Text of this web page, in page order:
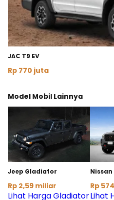
JAC T9 EV
Rp 770 juta
Model Mobil Lainnya
Jeep Gladiator
Rp 2,59 miliar
Lihat Harga Gladiator
Rp
Lihat